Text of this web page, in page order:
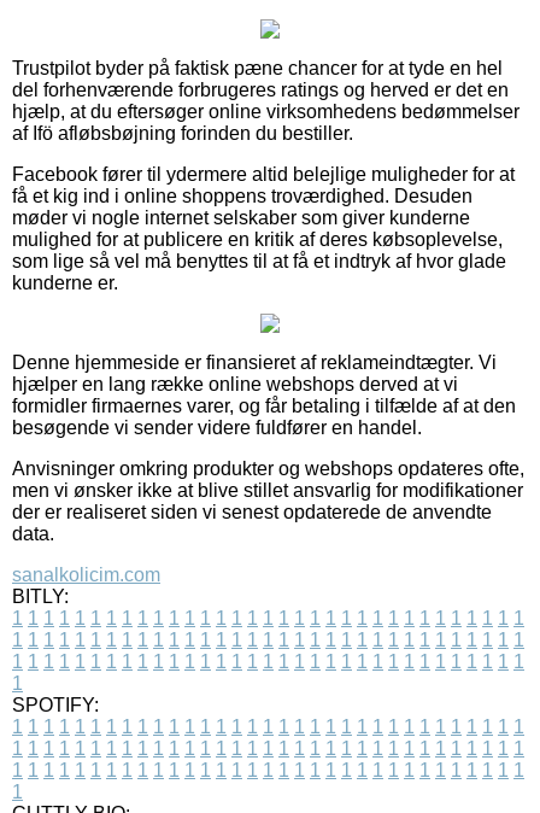
Trustpilot byder på faktisk pæne chancer for at tyde en hel
del forhenværende forbrugeres ratings og herved er det en
hjælp, at du eftersøger online virksomhedens bedømmelser
af Ifö afløbsbøjning forinden du bestiller.
Facebook fører til ydermere altid belejlige muligheder for at
få et kig ind i online shoppens troværdighed. Desuden
møder vi nogle internet selskaber som giver kunderne
mulighed for at publicere en kritik af deres købsoplevelse,
som lige så vel må benyttes til at få et indtryk af hvor glade
kunderne er.
Denne hjemmeside er finansieret af reklameindtægter. Vi
hjælper en lang række online webshops derved at vi
formidler firmaernes varer, og får betaling i tilfælde af at den
besøgende vi sender videre fuldfører en handel.
Anvisninger omkring produkter og webshops opdateres ofte,
men vi ønsker ikke at blive stillet ansvarlig for modifikationer
der er realiseret siden vi senest opdaterede de anvendte
data.
sanalkolicim.com
BITLY:
1 1 1 1 1 1 1 1 1 1 1 1 1 1 1 1 1 1 1 1 1 1 1 1 1 1 1 1 1 1 1 1 1
1 1 1 1 1 1 1 1 1 1 1 1 1 1 1 1 1 1 1 1 1 1 1 1 1 1 1 1 1 1 1 1 1
1 1 1 1 1 1 1 1 1 1 1 1 1 1 1 1 1 1 1 1 1 1 1 1 1 1 1 1 1 1 1 1 1
1
SPOTIFY:
1 1 1 1 1 1 1 1 1 1 1 1 1 1 1 1 1 1 1 1 1 1 1 1 1 1 1 1 1 1 1 1 1
1 1 1 1 1 1 1 1 1 1 1 1 1 1 1 1 1 1 1 1 1 1 1 1 1 1 1 1 1 1 1 1 1
1 1 1 1 1 1 1 1 1 1 1 1 1 1 1 1 1 1 1 1 1 1 1 1 1 1 1 1 1 1 1 1 1
1